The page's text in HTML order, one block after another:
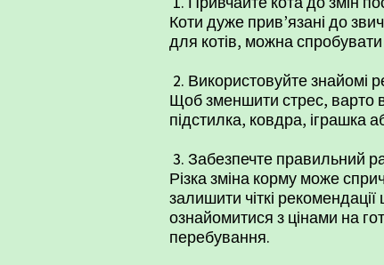
Коти дуже прив’язані до
для котів, можна
2. Використовуйте знайомі
Щоб зменшити стрес, варто
підстилка, ковдра, іграшка
3. Забезпечте правильний
Різка зміна корму може
залишити чіткі
ознайомитися з цінами на
перебування.